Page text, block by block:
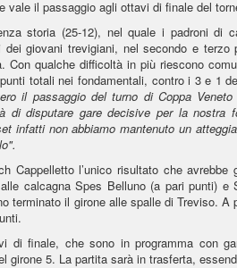
vale il passaggio agli ottavi di finale del
storia (25-12), nel quale i padroni di
giovani trevigiani, nel secondo e
Con qualche difficoltà in più riescono
totali nei fondamentali, contro i 3 e 1
il passaggio del turno di Coppa Veneto
di disputare gare decisive per la nostra
infatti non abbiamo mantenuto un
Cappelletto l’unico risultato che
calcagna Spes Belluno (a pari punti)
terminato il girone alle spalle di Treviso.
di finale, che sono in programma con
girone 5. La partita sarà in trasferta,